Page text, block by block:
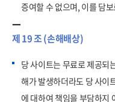
증여할 수 없으며, 이를 담
제 19 조 (손해배상)
당 사이트는 무료로 제공되
해가 발생하더라도 당 사이
에 대하여 책임을 부담하지